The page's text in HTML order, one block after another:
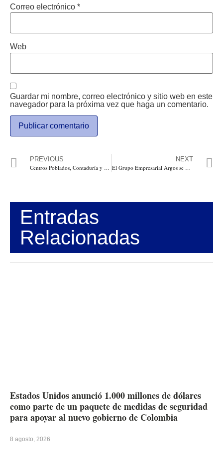
Correo electrónico *
Web
Guardar mi nombre, correo electrónico y sitio web en este
navegador para la próxima vez que haga un comentario.
PREVIOUS
Centros Poblados, Contaduría y corrupción. Por: Luis Alonso Colmenares Rodríguez
NEXT
El Grupo Empresarial Argos se propone sembrar un millón de árboles durante la Sembratón Nacional liderada por el Ministerio de Medio Ambiente
Entradas
Relacionadas
Estados Unidos anunció 1.000 millones de dólares
como parte de un paquete de medidas de seguridad
para apoyar al nuevo gobierno de Colombia
8 agosto, 2026